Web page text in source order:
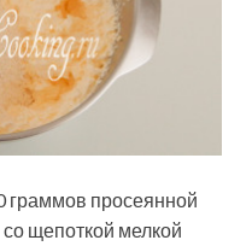
граммов просеянной
щепоткой мелкой